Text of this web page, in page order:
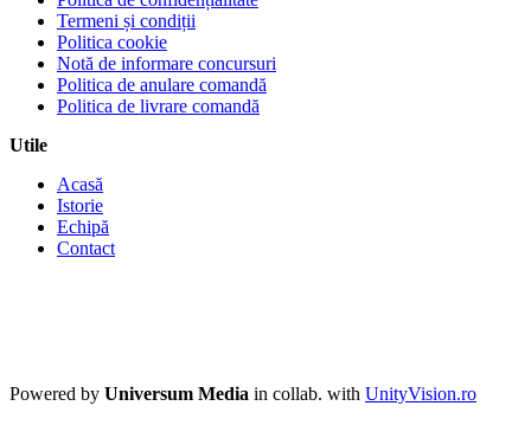
Termeni și condiții
Politica cookie
Notă de informare concursuri
Politica de anulare comandă
Politica de livrare comandă
Utile
Acasă
Istorie
Echipă
Contact
Powered by Universum Media in collab. with UnityVision.ro